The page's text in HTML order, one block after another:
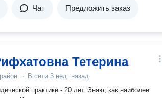
Чат Предложить заказ
Тетерина
· В сети 3 нед. назад
практики - 20 лет. Знаю, как наиболее